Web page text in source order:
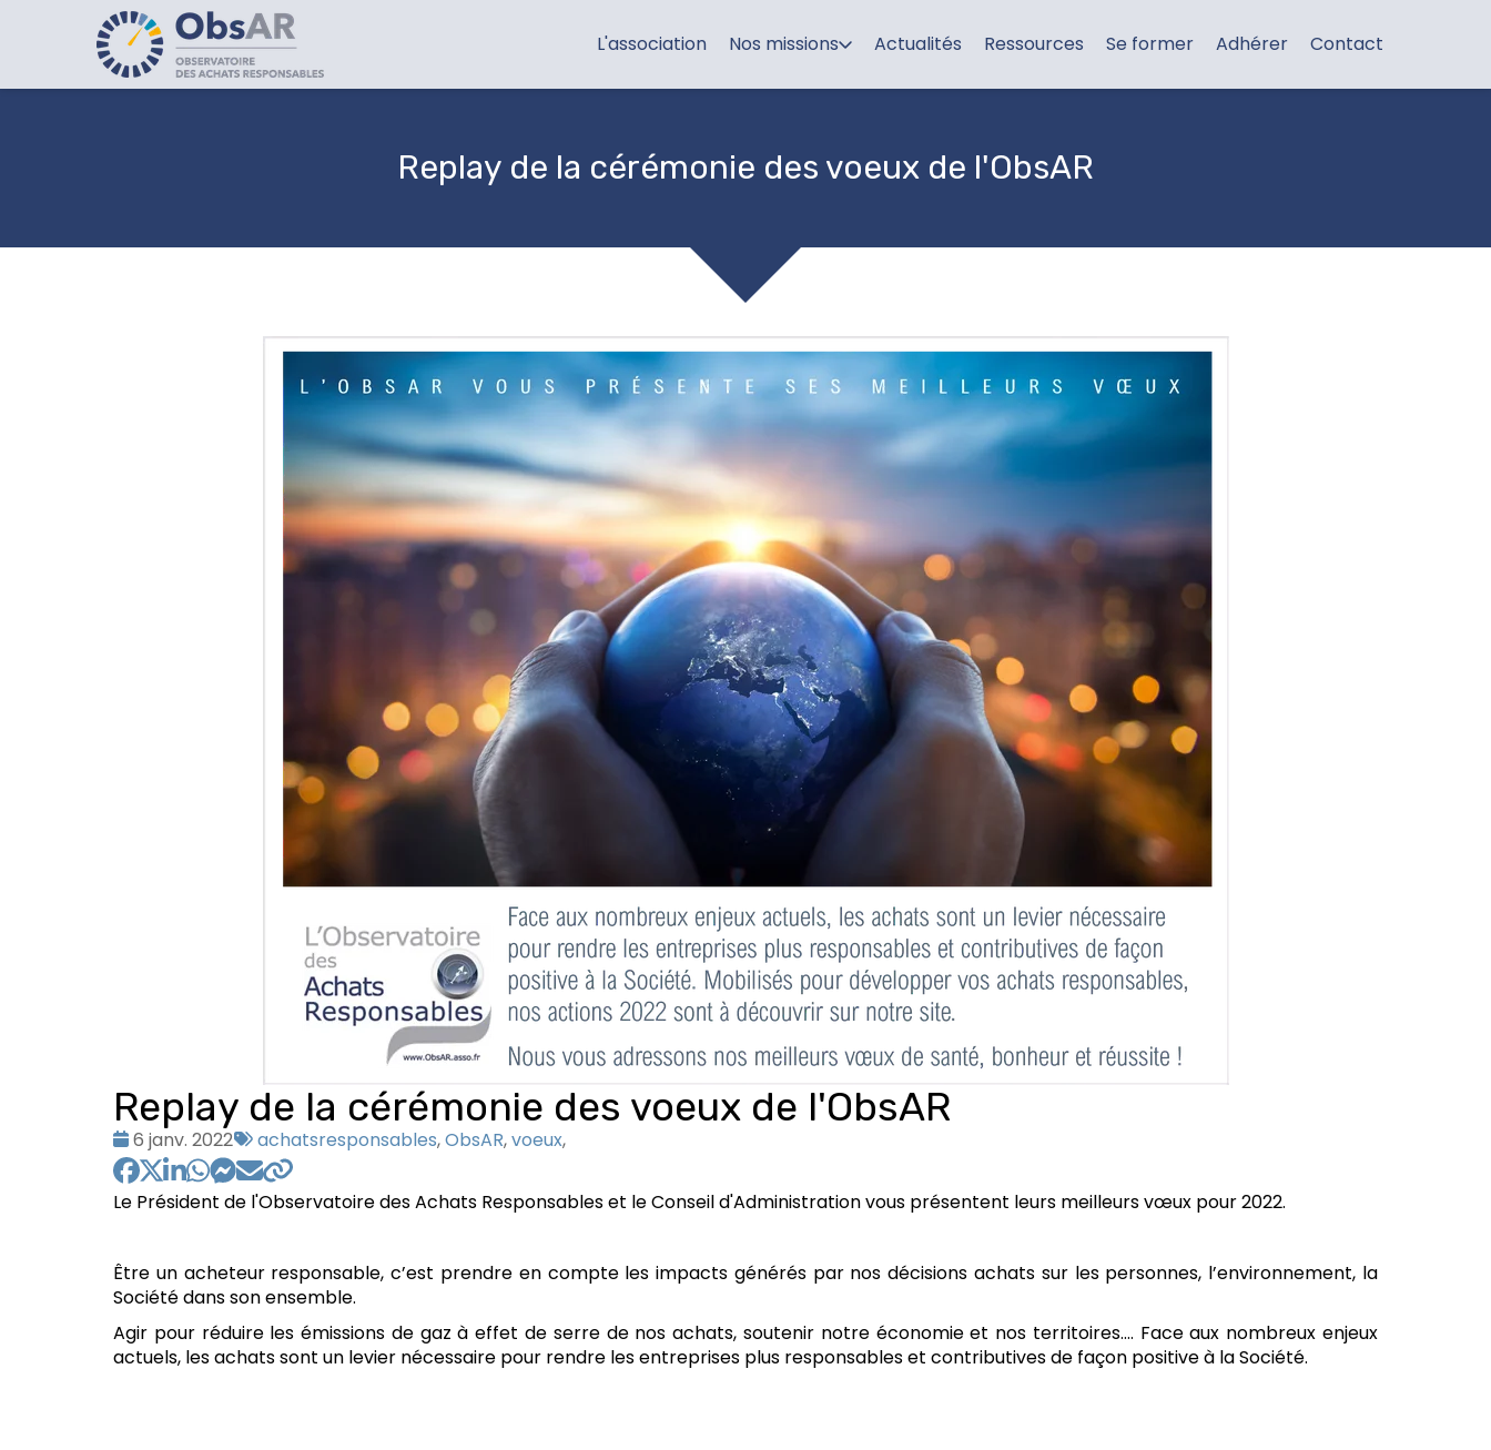
L'association Nos missions Actualités Ressources Se former Adhérer Contact
Replay de la cérémonie des voeux de l'ObsAR
Replay de la cérémonie des voeux de l'ObsAR
Date
:
6 janv. 2022
Tags
:
achatsresponsables,ObsAR,voeux,
Le Président de l'Observatoire des Achats Responsables et le Conseil d'Administration vous présentent leurs meilleurs vœux pour 2022.
Être un acheteur responsable, c’est prendre en compte les impacts générés par nos décisions achats sur les personnes, l’environnement, la
Société dans son ensemble.
Agir pour réduire les émissions de gaz à effet de serre de nos achats, soutenir notre économie et nos territoires.... Face aux nombreux enjeux
actuels, les achats sont un levier nécessaire pour rendre les entreprises plus responsables et contributives de façon positive à la Société.